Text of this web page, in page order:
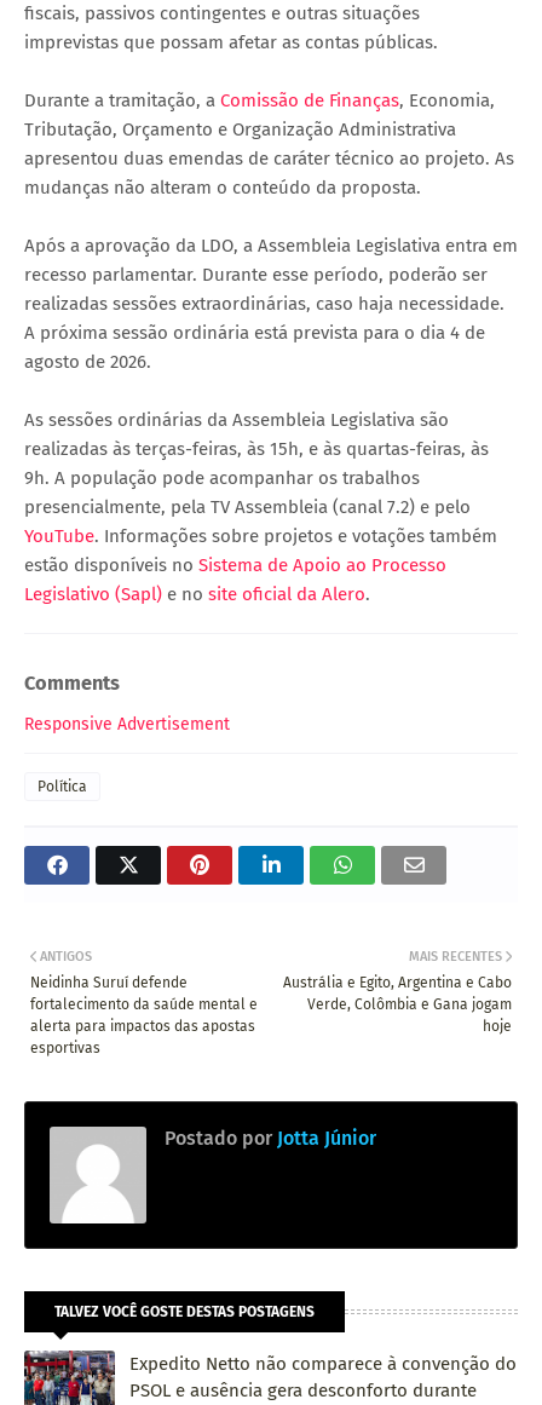
fiscais, passivos contingentes e outras situações
imprevistas que possam afetar as contas públicas.
Durante a tramitação, a Comissão de Finanças, Economia,
Tributação, Orçamento e Organização Administrativa
apresentou duas emendas de caráter técnico ao projeto. As
mudanças não alteram o conteúdo da proposta.
Após a aprovação da LDO, a Assembleia Legislativa entra em
recesso parlamentar. Durante esse período, poderão ser
realizadas sessões extraordinárias, caso haja necessidade.
A próxima sessão ordinária está prevista para o dia 4 de
agosto de 2026.
As sessões ordinárias da Assembleia Legislativa são
realizadas às terças-feiras, às 15h, e às quartas-feiras, às
9h. A população pode acompanhar os trabalhos
presencialmente, pela TV Assembleia (canal 7.2) e pelo
YouTube. Informações sobre projetos e votações também
estão disponíveis no Sistema de Apoio ao Processo
Legislativo (Sapl) e no site oficial da Alero.
Comments
Responsive Advertisement
Política
MAIS RECENTES
Austrália e Egito, Argentina e Cabo
Verde, Colômbia e Gana jogam
hoje
ANTIGOS
Neidinha Suruí defende
fortalecimento da saúde mental e
alerta para impactos das apostas
esportivas
Postado por Jotta Júnior
TALVEZ VOCÊ GOSTE DESTAS POSTAGENS
Expedito Netto não comparece à convenção do
PSOL e ausência gera desconforto durante